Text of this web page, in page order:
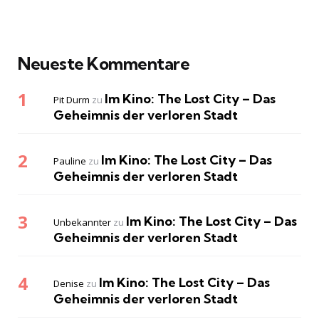
Neueste Kommentare
Pit Durm zu Im Kino: The Lost City – Das
Geheimnis der verloren Stadt
Pauline zu Im Kino: The Lost City – Das
Geheimnis der verloren Stadt
Unbekannter zu Im Kino: The Lost City – Das
Geheimnis der verloren Stadt
Denise zu Im Kino: The Lost City – Das
Geheimnis der verloren Stadt